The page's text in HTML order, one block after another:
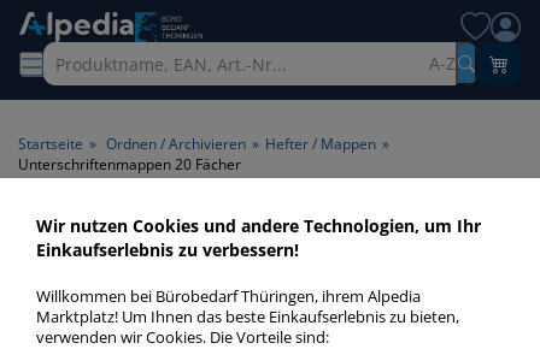
A-Z
Startseite » Ordnen / Archivieren » Hefter / Mappen »
Unterschriftenmappen 20 Fächer
Unterschriftenmappen 20
Fächer > Fächeranzahl 20
Fächer
Wir nutzen Cookies und andere Technologien, um Ihr
Einkaufserlebnis zu verbessern!
Willkommen bei Bürobedarf Thüringen, ihrem Alpedia
Marktplatz! Um Ihnen das beste Einkaufserlebnis zu bieten,
verwenden wir Cookies. Die Vorteile sind: